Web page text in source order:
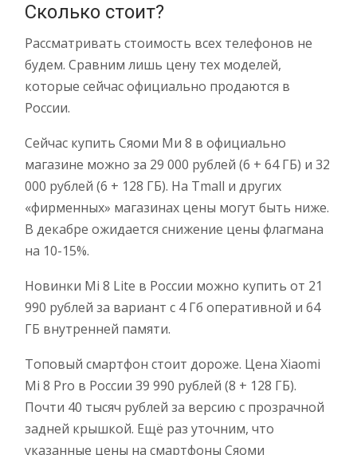
Сколько стоит?
Рассматривать стоимость всех телефонов не
будем. Сравним лишь цену тех моделей,
которые сейчас официально продаются в
России.
Сейчас купить Сяоми Ми 8 в официально
магазине можно за 29 000 рублей (6 + 64 ГБ) и 32
000 рублей (6 + 128 ГБ). На Tmall и других
«фирменных» магазинах цены могут быть ниже.
В декабре ожидается снижение цены флагмана
на 10-15%.
Новинки Mi 8 Lite в России можно купить от 21
990 рублей за вариант с 4 Гб оперативной и 64
ГБ внутренней памяти.
Топовый смартфон стоит дороже. Цена Xiaomi
Mi 8 Pro в России 39 990 рублей (8 + 128 ГБ).
Почти 40 тысяч рублей за версию с прозрачной
задней крышкой. Ещё раз уточним, что
указанные цены на смартфоны Сяоми